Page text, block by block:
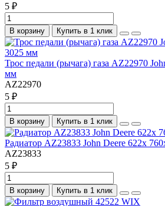
5 ₽
В корзину Купить в 1 клик
Трос педали (рычага) газа AZ22970
мм
AZ22970
5 ₽
В корзину Купить в 1 клик
Радиатор AZ23833 John Deere 622x
AZ23833
5 ₽
В корзину Купить в 1 клик